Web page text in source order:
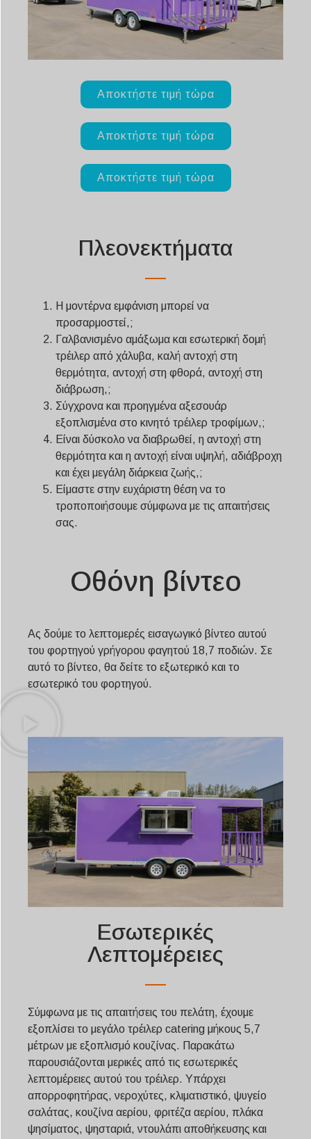
Αποκτήστε τιμή τώρα
Αποκτήστε τιμή τώρα
Αποκτήστε τιμή τώρα
Πλεονεκτήματα
Η μοντέρνα εμφάνιση μπορεί να
προσαρμοστεί,;
Γαλβανισμένο αμάξωμα και εσωτερική δομή
τρέιλερ από χάλυβα, καλή αντοχή στη
θερμότητα, αντοχή στη φθορά, αντοχή στη
διάβρωση,;
Σύγχρονα και προηγμένα αξεσουάρ
εξοπλισμένα στο κινητό τρέιλερ τροφίμων,;
Είναι δύσκολο να διαβρωθεί, η αντοχή στη
θερμότητα και η αντοχή είναι υψηλή, αδιάβροχη
και έχει μεγάλη διάρκεια ζωής,;
Είμαστε στην ευχάριστη θέση να το
τροποποιήσουμε σύμφωνα με τις απαιτήσεις
σας.
Οθόνη βίντεο
Ας δούμε το λεπτομερές εισαγωγικό βίντεο αυτού
του φορτηγού γρήγορου φαγητού 18,7 ποδιών. Σε
αυτό το βίντεο, θα δείτε το εξωτερικό και το
εσωτερικό του φορτηγού.
Εσωτερικές
Λεπτομέρειες
Σύμφωνα με τις απαιτήσεις του πελάτη, έχουμε
εξοπλίσει το μεγάλο τρέιλερ catering μήκους 5,7
μέτρων με εξοπλισμό κουζίνας. Παρακάτω
παρουσιάζονται μερικές από τις εσωτερικές
λεπτομέρειες αυτού του τρέιλερ. Υπάρχει
απορροφητήρας, νεροχύτες, κλιματιστικό, ψυγείο
σαλάτας, κουζίνα αερίου, φριτέζα αερίου, πλάκα
ψησίματος, ψησταριά, ντουλάπι αποθήκευσης και